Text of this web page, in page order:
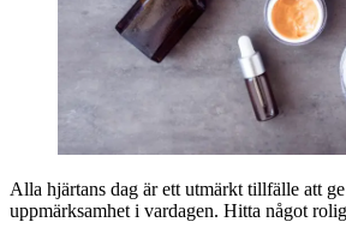
Alla hjärtans dag är ett utmärkt tillfälle att
uppmärksamhet i vardagen. Hitta något